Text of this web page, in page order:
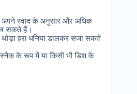
अपने स्वाद के अनुसार और अधिक
सकते हैं।
थोड़ा हरा धनिया डालकर सजा सकते
स्नैक के रूप में या किसी भी डिश के